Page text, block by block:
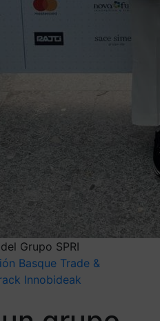
Grupo SPRI
Basque Trade &
Innobideak